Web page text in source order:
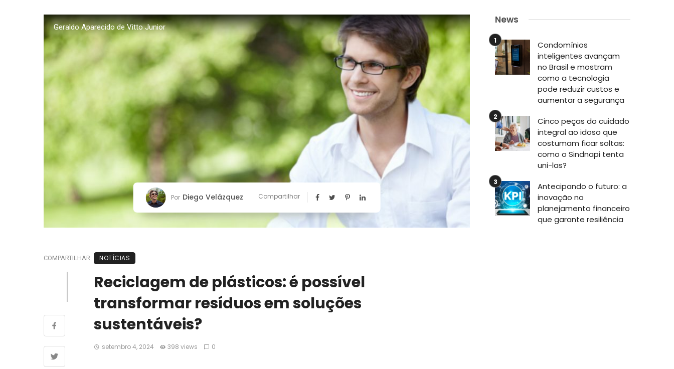
Geraldo Aparecido de Vitto Junior
Por Diego Velázquez Compartilhar
COMPARTILHAR NOTÍCIAS
Reciclagem de plásticos: é possível
transformar resíduos em soluções
sustentáveis?
setembro 4, 2024 398 views 0
News
Condomínios
inteligentes avançam
no Brasil e mostram
como a tecnologia
pode reduzir custos e
aumentar a segurança
Cinco peças do cuidado
integral ao idoso que
costumam ficar soltas:
como o Sindnapi tenta
uni-las?
Antecipando o futuro: a
inovação no
planejamento financeiro
que garante resiliência